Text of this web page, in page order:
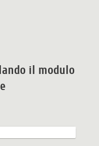
il modulo